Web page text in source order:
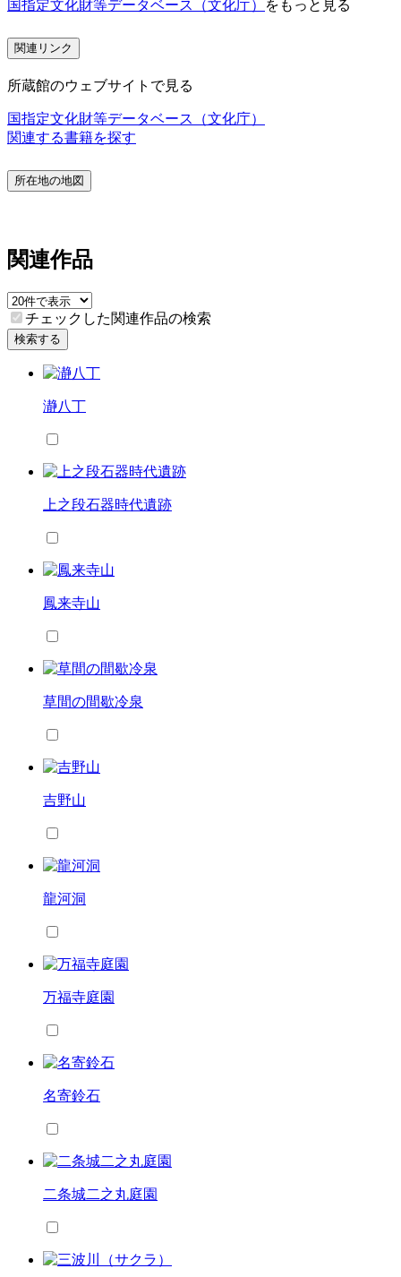
国指定文化財等データベース（文化庁） をもっと見る
関連リンク
所蔵館のウェブサイトで見る
国指定文化財等データベース（文化庁）
関連する書籍を探す
所在地の地図
関連作品
チェックした関連作品の検索
検索する
瀞八丁
上之段石器時代遺跡
鳳来寺山
草間の間歇冷泉
吉野山
龍河洞
万福寺庭園
名寄鈴石
二条城二之丸庭園